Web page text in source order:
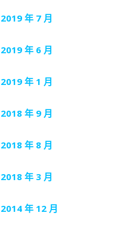
2019 年 7 月
2019 年 6 月
2019 年 1 月
2018 年 9 月
2018 年 8 月
2018 年 3 月
2014 年 12 月